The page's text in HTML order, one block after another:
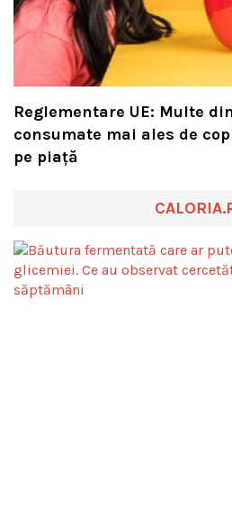
Reglementare UE: Multe
consumate mai ales de
pe piață